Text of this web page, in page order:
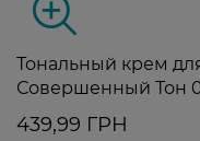
Тональный крем
Совершенный Тон
439,99 ГРН